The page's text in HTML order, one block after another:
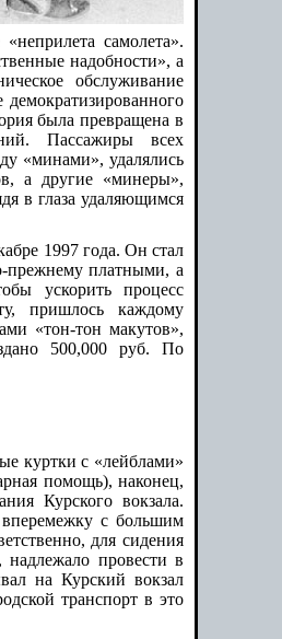
самолета».
надобности», а
обслуживание
была превращена в
Пассажиры всех
«минами», удалялись
а другие «минеры»,
в глаза удаляющимся
1997 года. Он стал
прежнему платными, а
ускорить процесс
пришлось каждому
«тон-тон макутов»,
500,000 руб. По
куртки с «лейблами»
помощь), наконец,
Курского вокзала.
с большим
для сидения
провести в
на Курский вокзал
транспорт в это